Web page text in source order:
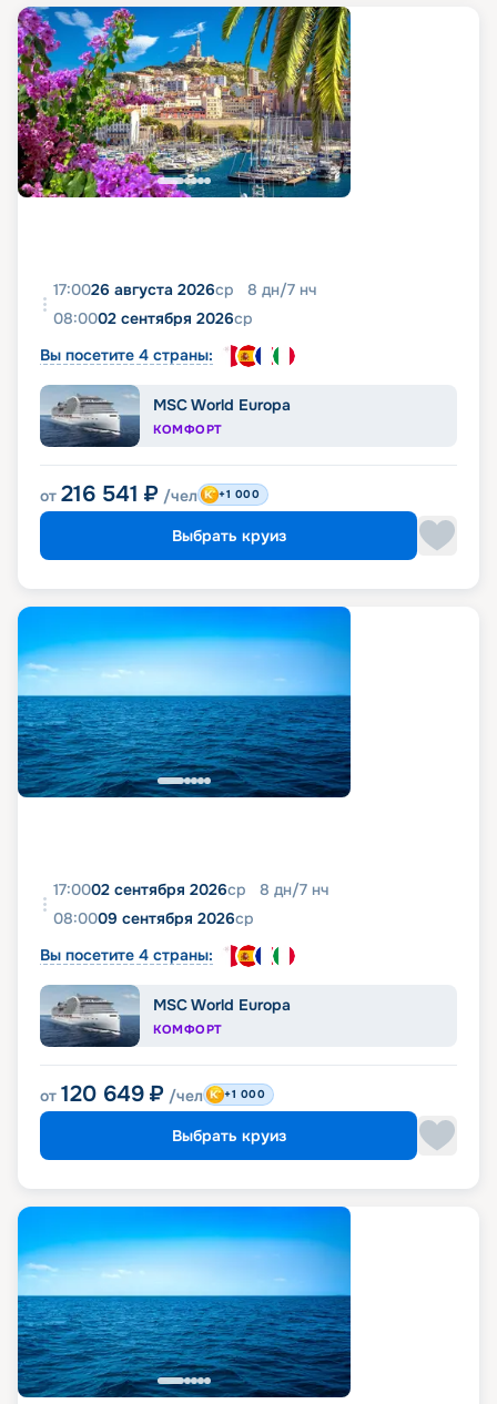
17:0026 августа 2026ср 8 дн/7 нч
08:0002 сентября 2026ср
Вы посетите 4 страны:
MSC World Europa
КОМФОРТ
от 216 541 ₽ /чел +1 000
Выбрать круиз
17:0002 сентября 2026ср 8 дн/7 нч
08:0009 сентября 2026ср
Вы посетите 4 страны:
MSC World Europa
КОМФОРТ
от 120 649 ₽ /чел +1 000
Выбрать круиз